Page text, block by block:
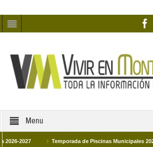
Menu
Temporada de Piscinas Municipales 2026